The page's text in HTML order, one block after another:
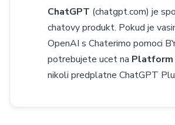
ChatGPT (chatgpt.com) je
chatovy produkt. Pokud je
OpenAI s Chaterimo pomoci
potrebujete ucet na Platform
nikoli predplatne ChatGPT